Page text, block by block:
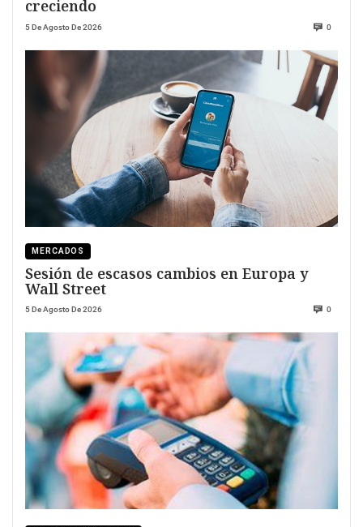
creciendo
5 De Agosto De 2026 0
MERCADOS
Sesión de escasos cambios en Europa y
Wall Street
5 De Agosto De 2026 0